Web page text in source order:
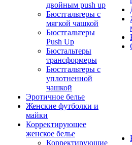
двойным push up
Бюстгальтеры с
мягкой чашкой
Бюстгальтеры
Push Up
Бюстальтеры
трансформеры
Бюстгальтеры с
уплотненной
чашкой
Эротичное белье
Женские футболки и
майки
Корректирующее
женское белье
Корректирующие